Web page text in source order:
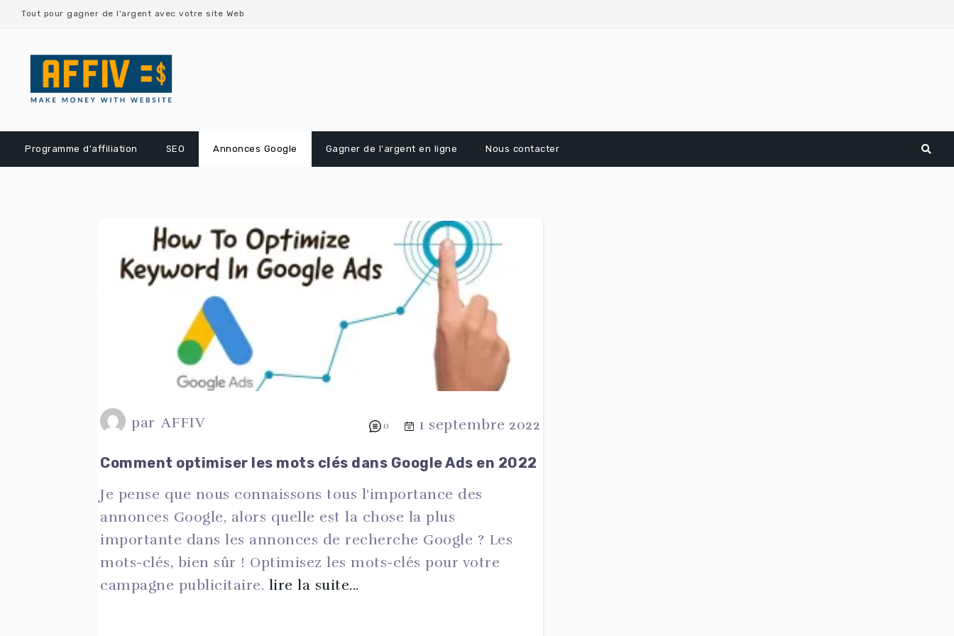
Tout pour gagner de l'argent avec votre site Web
Programme d'affiliation SEO Annonces Google Gagner de l'argent en ligne Nous contacter
par AFFIV 0 1 septembre 2022
Comment optimiser les mots clés dans Google Ads en 2022
Je pense que nous connaissons tous l'importance des
annonces Google, alors quelle est la chose la plus
importante dans les annonces de recherche Google ? Les
mots-clés, bien sûr ! Optimisez les mots-clés pour votre
campagne publicitaire. lire la suite...